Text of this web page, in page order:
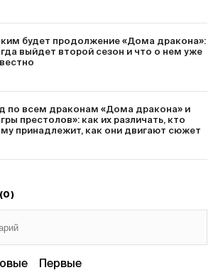
будет продолжение «Дома дракона»:
выйдет второй сезон и что о нем уже
по всем драконам «Дома дракона» и
престолов»: как их различать, кто
принадлежит, как они двигают сюжет
Первые